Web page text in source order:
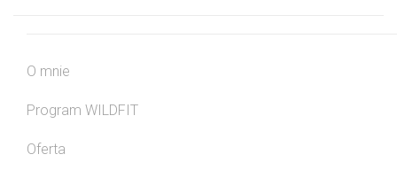
O mnie
Program WILDFIT
Oferta